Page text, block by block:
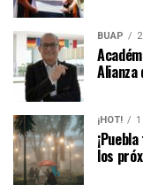
BUAP
Alianza
¡HOT!
los